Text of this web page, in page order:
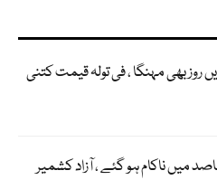
روز بھی مہنگا ، فی تولہ قیمت کتنی
میں ناکام ہو گئے ، آزاد کشمیر